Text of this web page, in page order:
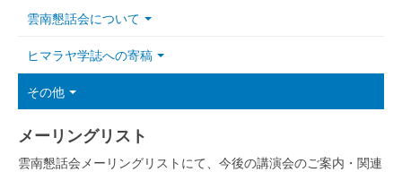
雲南懇話会について
ヒマラヤ学誌への寄稿
その他
メーリングリスト
雲南懇話会メーリングリストにて、今後の講演会のご案内・関連